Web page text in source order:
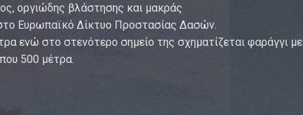
οργιώδης βλάστησης και μακράς
Ευρωπαϊκό Δίκτυο Προστασίας Δασών.
ενώ στο στενότερο σημείο της σχηματίζεται φαράγγι με
500 μέτρα.